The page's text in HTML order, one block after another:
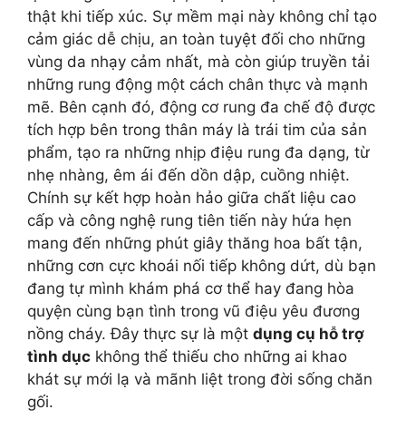
thật khi tiếp xúc. Sự mềm mại này không chỉ tạo
cảm giác dễ chịu, an toàn tuyệt đối cho những
vùng da nhạy cảm nhất, mà còn giúp truyền tải
những rung động một cách chân thực và mạnh
mẽ. Bên cạnh đó, động cơ rung đa chế độ được
tích hợp bên trong thân máy là trái tim của sản
phẩm, tạo ra những nhịp điệu rung đa dạng, từ
nhẹ nhàng, êm ái đến dồn dập, cuồng nhiệt.
Chính sự kết hợp hoàn hảo giữa chất liệu cao
cấp và công nghệ rung tiên tiến này hứa hẹn
mang đến những phút giây thăng hoa bất tận,
những cơn cực khoái nối tiếp không dứt, dù bạn
đang tự mình khám phá cơ thể hay đang hòa
quyện cùng bạn tình trong vũ điệu yêu đương
nồng cháy. Đây thực sự là một dụng cụ hỗ trợ
tình dục không thể thiếu cho những ai khao
khát sự mới lạ và mãnh liệt trong đời sống chăn
gối.